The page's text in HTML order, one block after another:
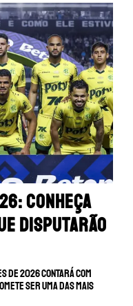
Conheça
disputarão
de 2026 contará com
ser uma das mais